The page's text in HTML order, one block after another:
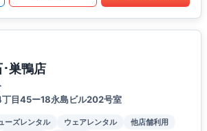
巣鴨店
目45ー18永島ビル202号室
ーズレンタル ウェアレンタル
他店舗利用